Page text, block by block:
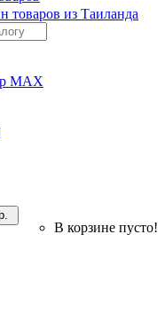
В корзине пусто!
MAX